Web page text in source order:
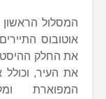
המסלול
את החלק
המפוארת